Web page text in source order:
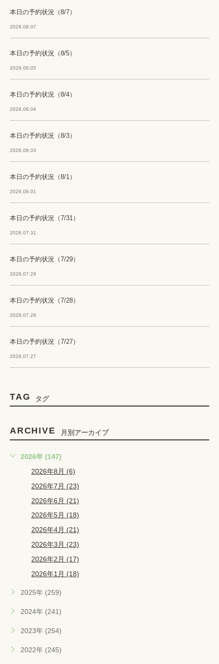
本日の予約状況（8/7）
2026.08.07
本日の予約状況（8/5）
2026.08.05
本日の予約状況（8/4）
2026.08.04
本日の予約状況（8/3）
2026.08.03
本日の予約状況（8/1）
2026.08.01
本日の予約状況（7/31）
2026.07.31
本日の予約状況（7/29）
2026.07.29
本日の予約状況（7/28）
2026.07.28
本日の予約状況（7/27）
2026.07.27
TAG タグ
ARCHIVE 月別アーカイブ
2026年 (147)
2026年8月 (6)
2026年7月 (23)
2026年6月 (21)
2026年5月 (18)
2026年4月 (21)
2026年3月 (23)
2026年2月 (17)
2026年1月 (18)
2025年 (259)
2024年 (241)
2023年 (254)
2022年 (245)